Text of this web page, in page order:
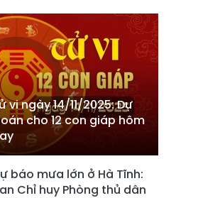
vi ngày 14/11/2025: Dự
cho 12 con giáp hôm
báo mưa lớn ở Hà Tĩnh:
Chỉ huy Phòng thủ dân